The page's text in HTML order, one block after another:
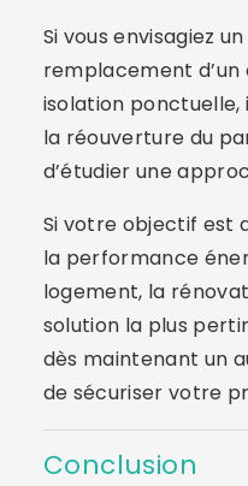
Si vous envisagiez
remplacement d’un
isolation ponctuelle,
la réouverture du
d’étudier une
Si votre objectif est
la performance
logement, la
solution la plus
dès maintenant un
de sécuriser votre
Conclusion